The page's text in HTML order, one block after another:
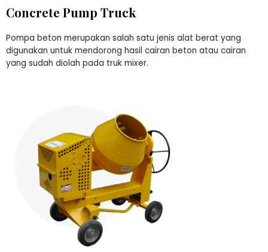
Concrete Pump Truck
Pompa beton merupakan salah satu jenis alat berat yang
digunakan untuk mendorong hasil cairan beton atau cairan
yang sudah diolah pada truk mixer.